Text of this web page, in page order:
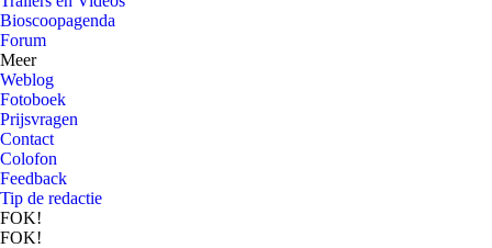
Bioscoopagenda
Forum
Meer
Weblog
Fotoboek
Prijsvragen
Contact
Colofon
Feedback
Tip de redactie
FOK!
FOK!